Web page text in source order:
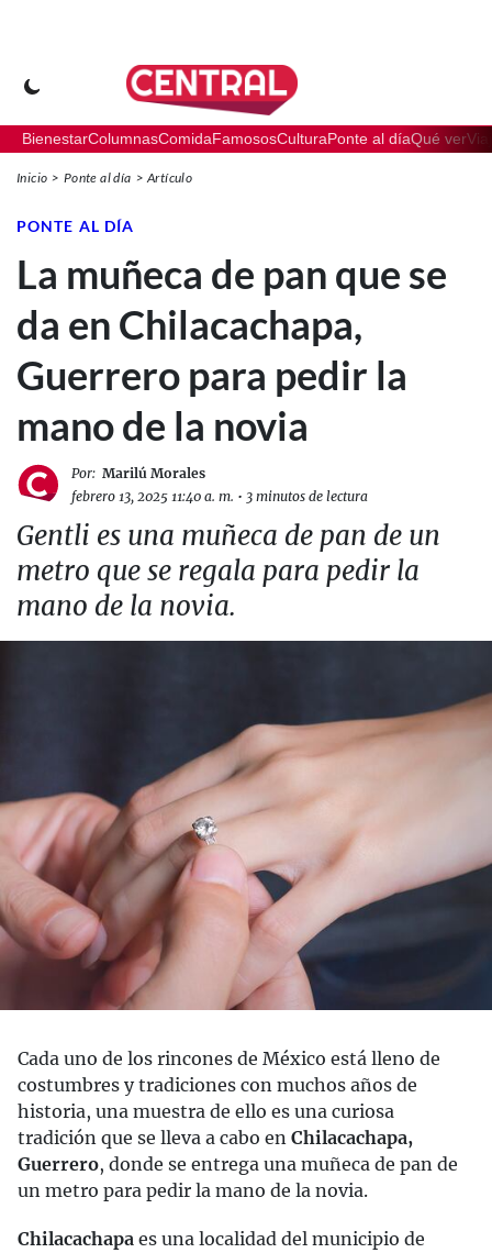
BienestarColumnasComidaFamososCulturaPonte al díaQué ver
Inicio Ponte al día Artículo
PONTE AL DÍA
La muñeca de pan que se
da en Chilacachapa,
Guerrero para pedir la
mano de la novia
Por: Marilú Morales
febrero 13, 2025 11:40 a. m. • 3 minutos de lectura
Gentli es una muñeca de pan de un
metro que se regala para pedir la
mano de la novia.
Cada uno de los rincones de México está lleno de
costumbres y tradiciones con muchos años de
historia, una muestra de ello es una curiosa
tradición que se lleva a cabo en Chilacachapa,
Guerrero, donde se entrega una muñeca de pan de
un metro para pedir la mano de la novia.
Chilacachapa es una localidad del municipio de